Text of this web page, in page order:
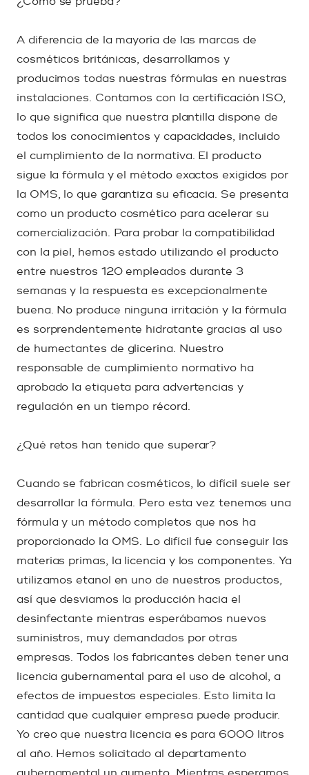
A diferencia de la mayoría de las marcas de
cosméticos británicas, desarrollamos y
producimos todas nuestras fórmulas en nuestras
instalaciones. Contamos con la certificación ISO,
lo que significa que nuestra plantilla dispone de
todos los conocimientos y capacidades, incluido
el cumplimiento de la normativa. El producto
sigue la fórmula y el método exactos exigidos por
la OMS, lo que garantiza su eficacia. Se presenta
como un producto cosmético para acelerar su
comercialización. Para probar la compatibilidad
con la piel, hemos estado utilizando el producto
entre nuestros 120 empleados durante 3
semanas y la respuesta es excepcionalmente
buena. No produce ninguna irritación y la fórmula
es sorprendentemente hidratante gracias al uso
de humectantes de glicerina. Nuestro
responsable de cumplimiento normativo ha
aprobado la etiqueta para advertencias y
regulación en un tiempo récord.
¿Qué retos han tenido que superar?
Cuando se fabrican cosméticos, lo difícil suele ser
desarrollar la fórmula. Pero esta vez tenemos una
fórmula y un método completos que nos ha
proporcionado la OMS. Lo difícil fue conseguir las
materias primas, la licencia y los componentes. Ya
utilizamos etanol en uno de nuestros productos,
así que desviamos la producción hacia el
desinfectante mientras esperábamos nuevos
suministros, muy demandados por otras
empresas. Todos los fabricantes deben tener una
licencia gubernamental para el uso de alcohol, a
efectos de impuestos especiales. Esto limita la
cantidad que cualquier empresa puede producir.
Yo creo que nuestra licencia es para 6000 litros
al año. Hemos solicitado al departamento